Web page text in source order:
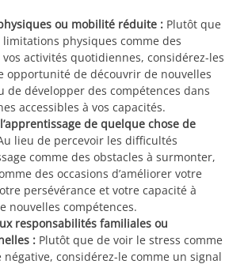
ou mobilité réduite : Plutôt que
physiques comme des
activités quotidiennes, considérez-les
opportunité de découvrir de nouvelles
de développer des compétences dans
accessibles à vos capacités.
de quelque chose de
lieu de percevoir les difficultés
comme des obstacles à surmonter,
des occasions d’améliorer votre
persévérance et votre capacité à
nouvelles compétences.
responsabilités familiales ou
: Plutôt que de voir le stress comme
négative, considérez-le comme un signal